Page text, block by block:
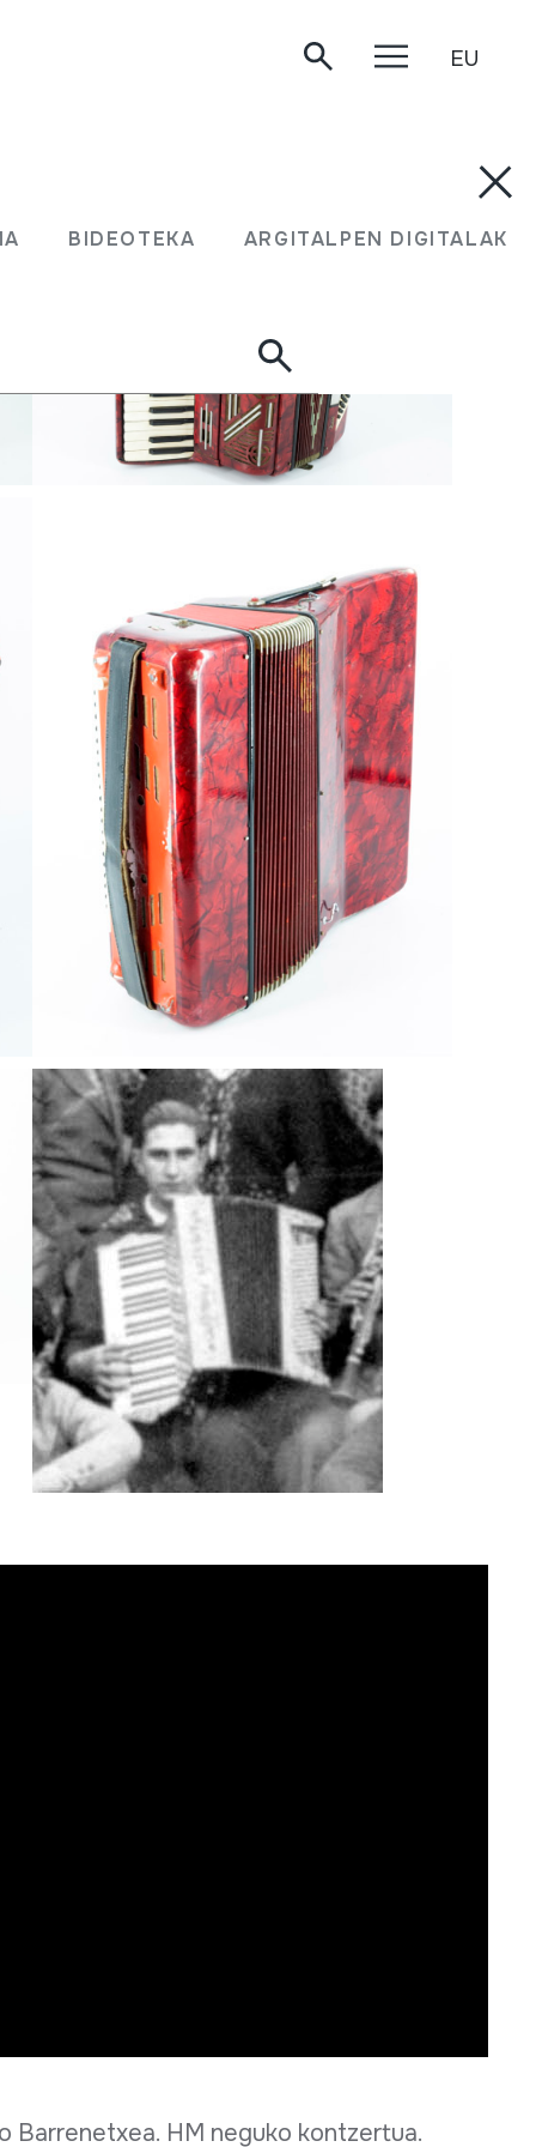
BIDEOTEKA ARGITALPEN DIGITALAK
EU
Barrenetxea. HM neguko kontzertua.